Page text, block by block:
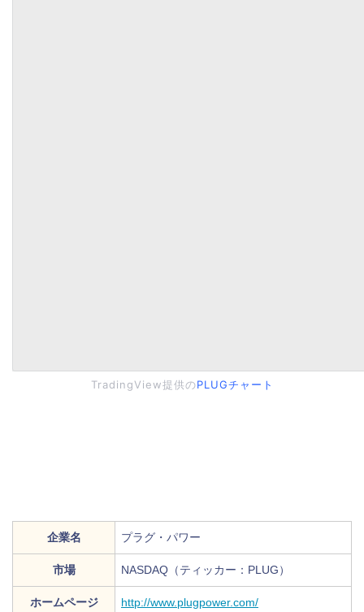
TradingView提供のPLUGチャート
企業名 プラグ・パワー
市場 NASDAQ（ティッカー：PLUG）
ホームページ http://www.plugpower.com/